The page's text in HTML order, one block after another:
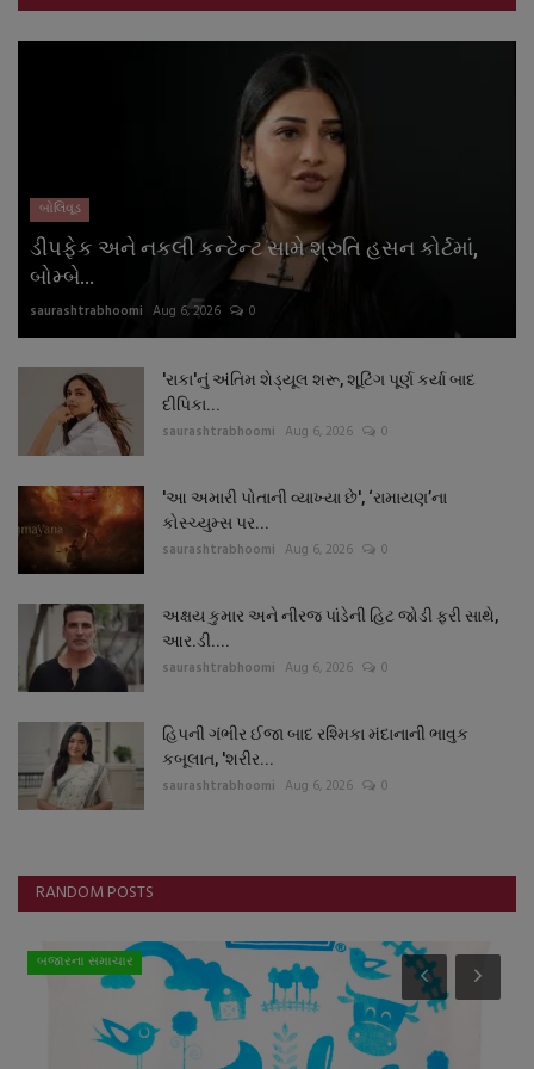
બોલિવૂડ
ડીપફેક અને નકલી કન્ટેન્ટ સામે શ્રુતિ હસન કોર્ટમાં,
બોમ્બે...
saurashtrabhoomi Aug 6, 2026 0
'રાકા'નું અંતિમ શેડ્યૂલ શરૂ, શૂટિંગ પૂર્ણ કર્યા બાદ
દીપિકા...
saurashtrabhoomi Aug 6, 2026 0
'આ અમારી પોતાની વ્યાખ્યા છે', ‘રામાયણ’ના
કોસ્ચ્યુમ્સ પર...
saurashtrabhoomi Aug 6, 2026 0
અક્ષય કુમાર અને નીરજ પાંડેની હિટ જોડી ફરી સાથે,
આર.ડી....
saurashtrabhoomi Aug 6, 2026 0
હિપની ગંભીર ઈજા બાદ રશ્મિકા મંદાનાની ભાવુક
કબૂલાત, 'શરીર...
saurashtrabhoomi Aug 6, 2026 0
RANDOM POSTS
સ્થાનિક સમાચાર